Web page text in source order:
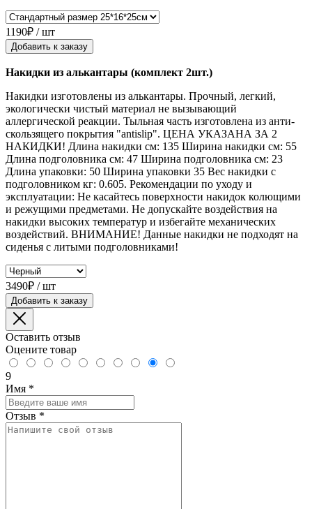
1190₽ / шт
Добавить к заказу
Накидки из алькантары (комплект 2шт.)
Накидки изготовлены из алькантары. Прочный, легкий,
экологически чистый материал не вызывающий
аллергической реакции. Тыльная часть изготовлена из анти-
скользящего покрытия "antislip". ЦЕНА УКАЗАНА ЗА 2
НАКИДКИ! Длина накидки см: 135 Ширина накидки см: 55
Длина подголовника см: 47 Ширина подголовника см: 23
Длина упаковки: 50 Ширина упаковки 35 Вес накидки с
подголовником кг: 0.605. Рекомендации по уходу и
эксплуатации: Не касайтесь поверхности накидок колющими
и режущими предметами. Не допускайте воздействия на
накидки высоких температур и избегайте механических
воздействий. ВНИМАНИЕ! Данные накидки не подходят на
сиденья с литыми подголовниками!
3490₽ / шт
Добавить к заказу
Оставить отзыв
Оцените товар
9
Имя *
Отзыв *